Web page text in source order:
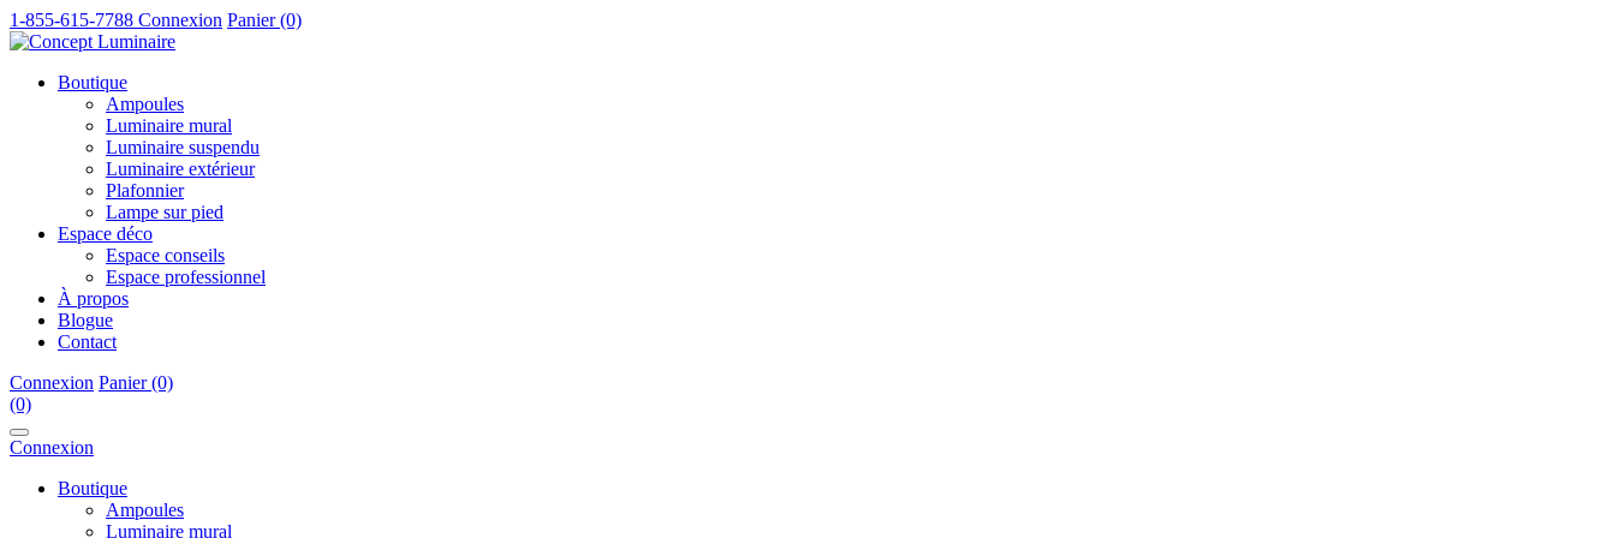
1-855-615-7788 Connexion Panier (0)
Boutique
Ampoules
Luminaire mural
Luminaire suspendu
Luminaire extérieur
Plafonnier
Lampe sur pied
Espace déco
Espace conseils
Espace professionnel
À propos
Blogue
Contact
Connexion Panier (0)
(0)
Connexion
Boutique
Ampoules
Luminaire mural